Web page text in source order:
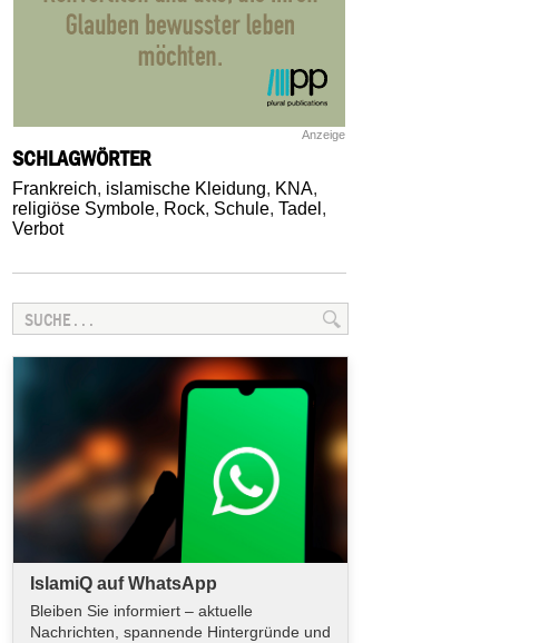
Anzeige
SCHLAGWÖRTER
Frankreich, islamische Kleidung, KNA,
religiöse Symbole, Rock, Schule, Tadel ,
Verbot
IslamiQ auf WhatsApp
Bleiben Sie informiert – aktuelle
Nachrichten, spannende Hintergründe und